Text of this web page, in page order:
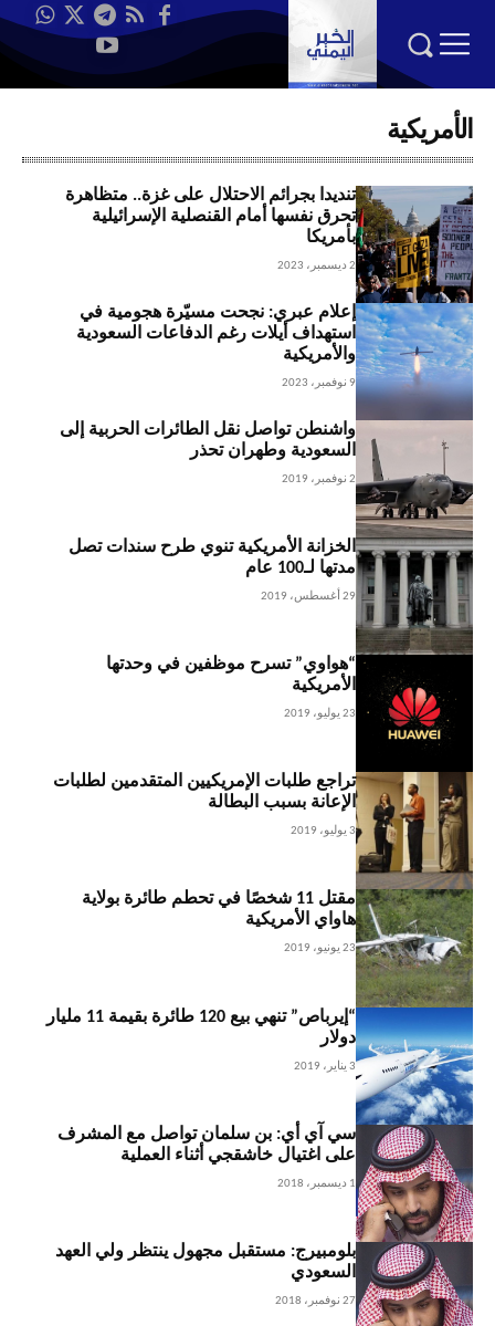
الأمريكية
تنديدا بجرائم الاحتلال على غزة.. متظاهرة
تحرق نفسها أمام القنصلية الإسرائيلية
بأمريكا
2 ديسمبر، 2023
إعلام عبري: نجحت مسيّرة هجومية في
استهداف أيلات رغم الدفاعات السعودية
والأمريكية
9 نوفمبر، 2023
واشنطن تواصل نقل الطائرات الحربية إلى
السعودية وطهران تحذر
2 نوفمبر، 2019
الخزانة الأمريكية تنوي طرح سندات تصل
مدتها لـ100 عام
29 أغسطس، 2019
“هواوي” تسرح موظفين في وحدتها
الأمريكية
23 يوليو، 2019
تراجع طلبات الإمريكيين المتقدمين لطلبات
الإعانة بسبب البطالة
3 يوليو، 2019
مقتل 11 شخصًا في تحطم طائرة بولاية
هاواي الأمريكية
23 يونيو، 2019
“إيرباص” تنهي بيع 120 طائرة بقيمة 11 مليار
دولار
3 يناير، 2019
سي آي أي: بن سلمان تواصل مع المشرف
على اغتيال خاشقجي أثناء العملية
1 ديسمبر، 2018
بلومبيرج: مستقبل مجهول ينتظر ولي العهد
السعودي
27 نوفمبر، 2018